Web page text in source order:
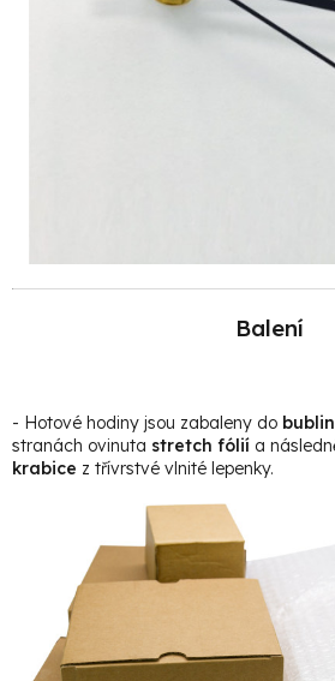
Balení
- Hotové hodiny jsou zabaleny do
stranách ovinuta stretch fólií a
krabice z třívrstvé vlnité lepenky.